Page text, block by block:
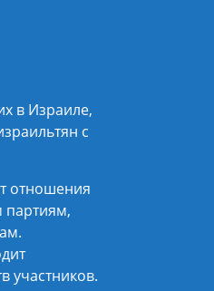
в Израиле,
с
отношения
партиям,
участников.